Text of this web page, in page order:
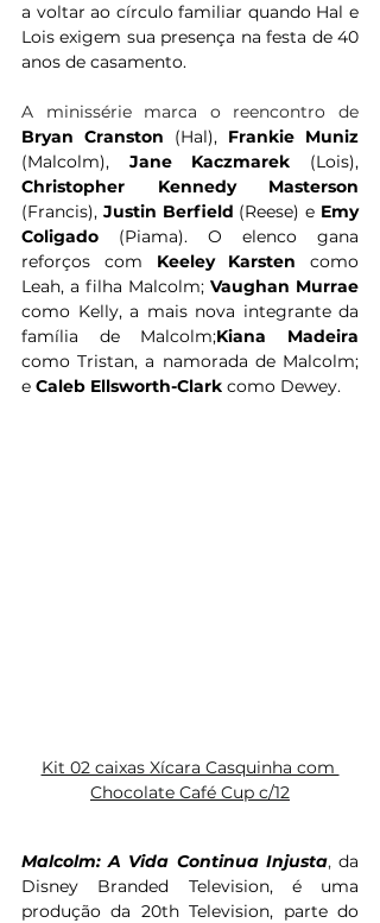
a voltar ao círculo familiar quando Hal e
Lois exigem sua presença na festa de 40
anos de casamento.
Bryan Cranston (Hal),
(Malcolm), Jane Kaczmarek
Christopher Kennedy Masterson
(Francis), Justin Berfield (Reese) e Emy
Coligado (Piama). O elenco gana
reforços com Keeley Karsten como
Leah, a filha Malcolm; Vaughan Murrae
como Kelly, a mais nova integrante da
família de Malcolm;Kiana Madeira
como Tristan, a namorada de Malcolm;
e Caleb Ellsworth-Clark como Dewey.
Kit 02 caixas Xícara Casquinha com
Chocolate Café Cup c/12
Malcolm: A Vida Continua Injusta, da
Disney Branded Television, é uma
produção da 20th Television, parte do